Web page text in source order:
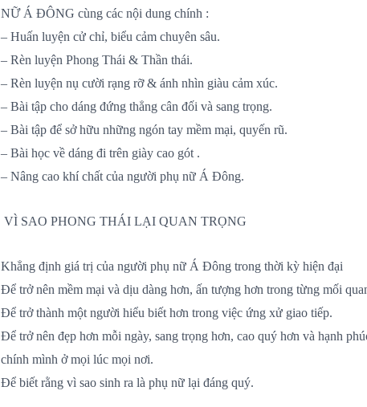
NỮ Á ĐÔNG cùng các nội dung chính :
– Huấn luyện cử chỉ, biểu cảm chuyên sâu.
– Rèn luyện Phong Thái & Thần thái.
– Rèn luyện nụ cười rạng rỡ & ánh nhìn giàu cảm xúc.
– Bài tập cho dáng đứng thẳng cân đối và sang trọng.
– Bài tập để sở hữu những ngón tay mềm mại, quyến rũ.
– Bài học về dáng đi trên giày cao gót .
– Nâng cao khí chất của người phụ nữ Á Đông.
VÌ SAO PHONG THÁI LẠI QUAN TRỌNG
Khẳng định giá trị của người phụ nữ Á Đông trong thời kỳ hiện đại
Để trở nên mềm mại và dịu dàng hơn, ấn tượng hơn trong từng mối
Để trở thành một người hiểu biết hơn trong việc ứng xử giao tiếp.
Để trở nên đẹp hơn mỗi ngày, sang trọng hơn, cao quý hơn và hạnh
chính mình ở mọi lúc mọi nơi.
Để biết rằng vì sao sinh ra là phụ nữ lại đáng quý.